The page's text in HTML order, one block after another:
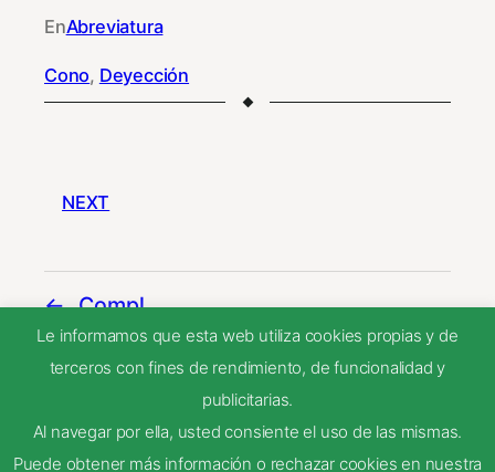
EnAbreviatura
Cono, Deyección
NEXT
Compl.
Cpto.
Le informamos que esta web utiliza cookies propias y de
terceros con fines de rendimiento, de funcionalidad y
publicitarias.
Al navegar por ella, usted consiente el uso de las mismas.
Puede obtener más información o rechazar cookies en nuestra